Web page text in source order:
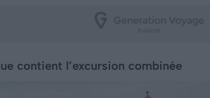
contient l’excursion combinée